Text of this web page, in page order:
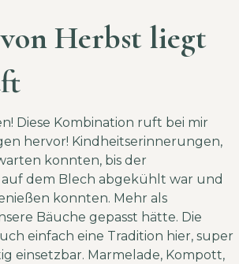
Herbst liegt
Diese Kombination ruft bei mir
hervor! Kindheitserinnerungen,
konnten, bis der
dem Blech abgekühlt war und
konnten. Mehr als
Bäuche gepasst hätte. Die
einfach eine Tradition hier, super
einsetzbar. Marmelade, Kompott,